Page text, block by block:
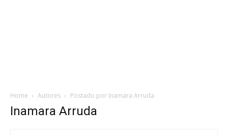
Home Autores Postado por Inamara Arruda
Inamara Arruda